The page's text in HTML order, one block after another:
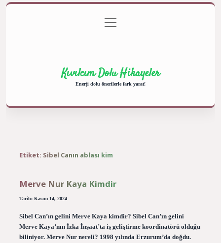
Gizlilik Politikası
menüyü
aç
Kıvılcım Dolu Hikayeler
Enerji dolu önerilerle fark yarat!
Etiket: Sibel Canın ablası kim
Merve Nur Kaya Kimdir
Tarih: Kasım 14, 2024
Sibel Can’ın gelini Merve Kaya kimdir? Sibel Can’ın gelini
Merve Kaya’nın İzka İnşaat’ta iş geliştirme koordinatörü olduğu
biliniyor. Merve Nur nereli? 1998 yılında Erzurum’da doğdu.